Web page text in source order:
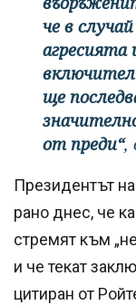
че в
агресията
ще
от преди“,
Президентът
рано днес, че
стремят към
и че текат
цитиран от